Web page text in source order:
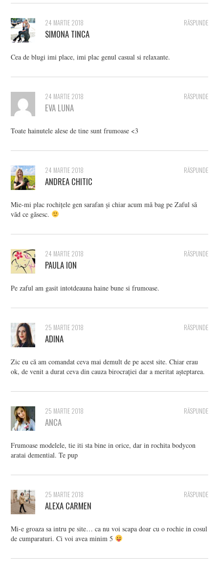
RĂSPUNDE
24 MARTIE 2018
SIMONA TINCA
Cea de blugi imi place, imi plac genul casual si relaxante.
RĂSPUNDE
24 MARTIE 2018
EVA LUNA
Toate hainutele alese de tine sunt frumoase <3
RĂSPUNDE
24 MARTIE 2018
ANDREA CHITIC
Mie-mi plac rochițele gen sarafan și chiar acum mă bag pe Zaful să
văd ce găsesc.
RĂSPUNDE
24 MARTIE 2018
PAULA ION
Pe zaful am gasit intotdeauna haine bune si frumoase.
RĂSPUNDE
25 MARTIE 2018
ADINA
Zic eu că am comandat ceva mai demult de pe acest site. Chiar erau
ok, de venit a durat ceva din cauza birocrației dar a meritat așteptarea.
RĂSPUNDE
25 MARTIE 2018
ANCA
Frumoase modelele, tie iti sta bine in orice, dar in rochita bodycon
aratai demential. Te pup
RĂSPUNDE
25 MARTIE 2018
ALEXA CARMEN
Mi-e groaza sa intru pe site… ca nu voi scapa doar cu o rochie in cosul
de cumparaturi. Ci voi avea minim 5